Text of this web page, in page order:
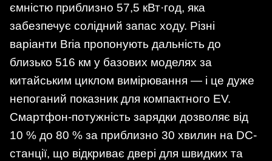
ємністю приблизно 57,5 кВт·год, яка
забезпечує солідний запас ходу. Різні
варіанти Bria пропонують дальність до
близько 516 км у базових моделях за
китайським циклом вимірювання — і це дуже
непоганий показник для компактного EV.
Смартфон-потужність зарядки дозволяє від
10 % до 80 % за приблизно 30 хвилин на DC-
станції, що відкриває двері для швидких та